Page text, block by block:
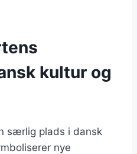
kultur og
særlig plads i dansk
nye